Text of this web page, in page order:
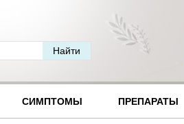
СИМПТОМЫ ПРЕПАРАТЫ